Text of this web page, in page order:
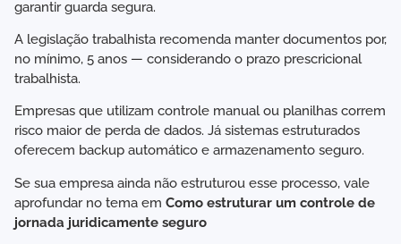
garantir guarda segura.
A legislação trabalhista recomenda manter documentos por,
no mínimo, 5 anos — considerando o prazo prescricional
trabalhista.
Empresas que utilizam controle manual ou planilhas correm
risco maior de perda de dados. Já sistemas estruturados
oferecem backup automático e armazenamento seguro.
Se sua empresa ainda não estruturou esse processo, vale
aprofundar no tema em Como estruturar um controle de
jornada juridicamente seguro